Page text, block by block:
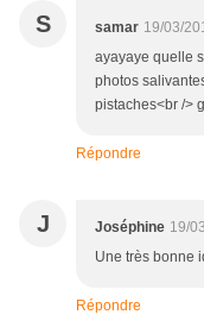
S samar 19/03/
ayayaye quelle
photos
pistaches<br />
Répondre
J Joséphine 19/
Une très bonne
Répondre